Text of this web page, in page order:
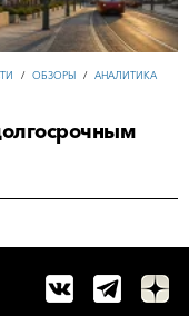
/ ОБЗОРЫ / АНАЛИТИКА